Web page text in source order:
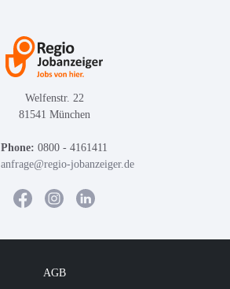
Welfenstr. 22
81541 München
Phone: 0800 - 4161411
anfrage@regio-jobanzeiger.de
AGB